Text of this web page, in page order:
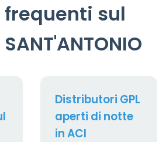
sul
Distributori GPL
aperti di notte
in ACI